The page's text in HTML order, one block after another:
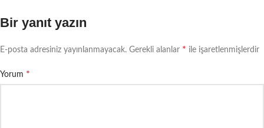
Bir yanıt yazın
E-posta adresiniz yayınlanmayacak. Gerekli alanlar * ile işaretlenmişlerdir
Yorum *